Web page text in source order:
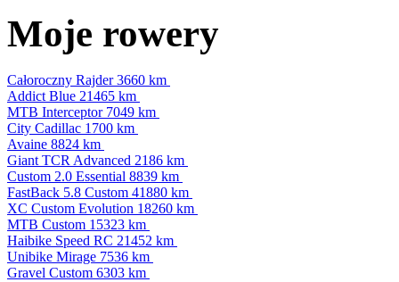
Moje rowery
Całoroczny Rajder3660 km
Addict Blue 21465 km
MTB Interceptor 7049 km
City Cadillac 1700 km
Avaine 8824 km
Giant TCR Advanced 2186 km
Custom 2.0 Essential 8839 km
FastBack 5.8 Custom 41880 km
XC Custom Evolution 18260 km
MTB Custom 15323 km
Haibike Speed RC 21452 km
Unibike Mirage 7536 km
Gravel Custom 6303 km